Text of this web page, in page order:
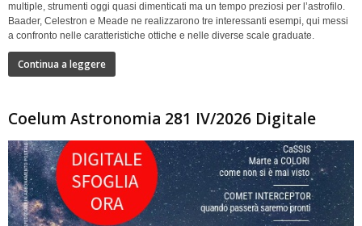
multiple, strumenti oggi quasi dimenticati ma un tempo preziosi per l’astrofilo.
Baader, Celestron e Meade ne realizzarono tre interessanti esempi, qui messi
a confronto nelle caratteristiche ottiche e nelle diverse scale graduate.
Continua a leggere
Coelum Astronomia 281 IV/2026 Digitale